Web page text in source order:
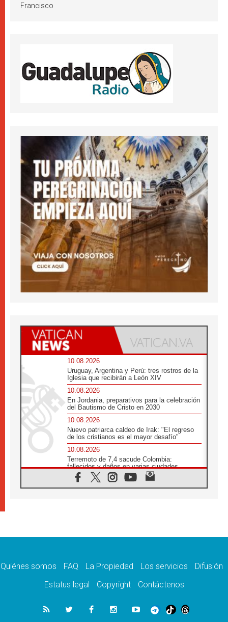
Francisco
10.08.2026
Uruguay, Argentina y Perú: tres rostros de la
Iglesia que recibirán a León XIV
10.08.2026
En Jordania, preparativos para la celebración
del Bautismo de Cristo en 2030
10.08.2026
Nuevo patriarca caldeo de Irak: "El regreso
de los cristianos es el mayor desafío"
10.08.2026
Terremoto de 7,4 sacude Colombia:
fallecidos y daños en varias ciudades
10.08.2026
Ébola en RD Congo: Alarma de la UNICEF
10.08.2026
10.08.2026
solos frente a la violencia de los colonos
Iglesia en Ceuta convoca a una vigilia de
oración por la paz y la estabilidad
Quiénes somos FAQ La Propiedad Los servicios
Difusión
Estatus legal
Copyright Contáctenos